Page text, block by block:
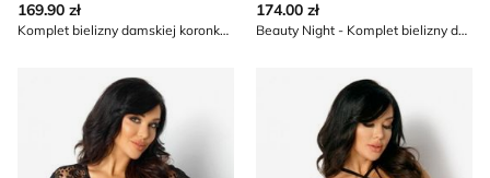
169.90 zł
Komplet bielizny damskiej koronkowy Beauty Night
174.00 zł
Beauty Night - Komplet bielizny damskiej koronkowy
Beauty Night - Piżama koronkowaKomplet bielizny damskiej